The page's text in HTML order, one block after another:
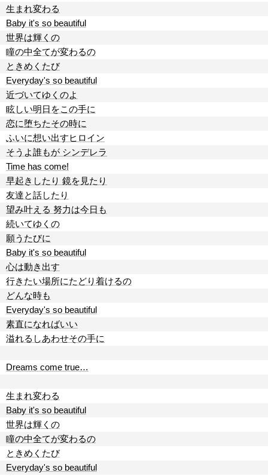
生まれ変わる
Baby it's so beautiful
世界は輝くの
瞳の中全てが変わるの
ときめくたび
Everyday's so beautiful
近づいてゆくのよ
眩しい明日をこの手に
恋に堕ちたその時に
ふいに想い出すヒロイン
そうよ誰もが シンデレラ
Time has come!
早起きしたり 鏡を見たり
友達と話したり
望み叶える 努力は今日も
続いてゆくの
願うたびに
Baby it's so beautiful
心は動き出す
行きたい場所にたどり着けるの
どんな時も
Everyday's so beautiful
素直になればいい
溢れるしあわせその手に
Dreams come true…
生まれ変わる
Baby it's so beautiful
世界は輝くの
瞳の中全てが変わるの
ときめくたび
Everyday's so beautiful